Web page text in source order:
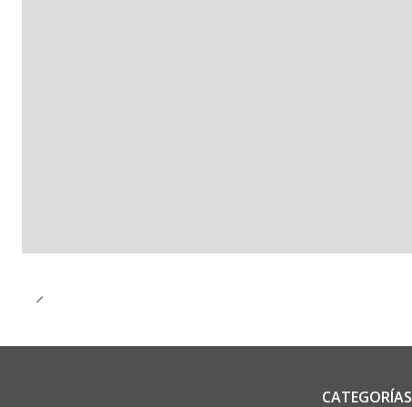
CATEGORÍAS